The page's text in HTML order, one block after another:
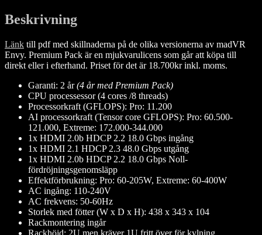
Beskrivning
Länk till pdf med skillnaderna på de olika versionerna av madVR
Envy. Premium Pack är en mjukvarulicens som går att köpa till
direkt eller i efterhand. Priset för det är 18.700kr inkl. moms.
Garanti: 2 år(4 år med Premium Pack)
CPU processessor (4 cores /8 threads)
Processorkraft (GFLOPS): Pro: 11.200
AI processorkraft (Tensor core GFLOPS): Pro: 60.500-
121.000, Extreme: 172.000-344.000
1x HDMI 2.0b HDCP 2.2 18.0 Gbps ingång
1x HDMI 2.1 HDCP 2.3 48.0 Gbps utgång
1x HDMI 2.0b HDCP 2.2 18.0 Gbps Noll-
fördröjningsgenomsläpp
Effektförbrukning: Pro: 60-205W, Extreme: 60-400W
AC ingång: 110-240V
AC frekvens: 50-60Hz
Storlek med fötter (W x D x H): 438 x 343 x 104
Rackmontering ingår
Rackhöjd: 2U men kräver 1U fritt över för kylning